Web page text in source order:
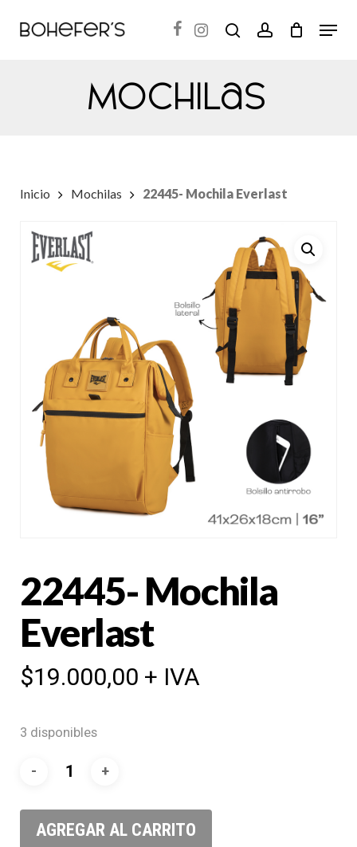
search accountMenu
Inicio Mochilas 22445- Mochila Everlast
Mochilas
22445- Mochila
Everlast
$19.000,00 + IVA
3 disponibles
AGREGAR AL CARRITO